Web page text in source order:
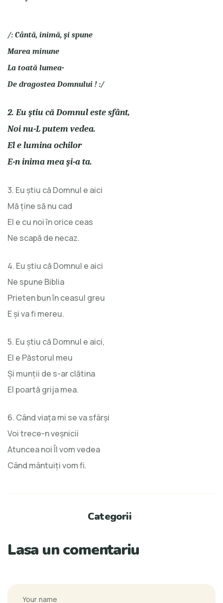
/: Cântă, inimă, şi spune
Marea minune
La toată lumea-
De dragostea Domnului ! :/
2. Eu ştiu că Domnul este sfânt,
Noi nu-L putem vedea.
El e lumina ochilor
E-n inima mea şi-a ta.
3. Eu ştiu că Domnul e aici
Mă ţine să nu cad
El e cu noi în orice ceas
Ne scapă de necaz.
4. Eu ştiu că Domnul e aici
Ne spune Biblia
Prieten bun în ceasul greu
E şi va fi mereu.
5. Eu ştiu că Domnul e aici,
El e Păstorul meu
Şi munţii de s-ar clătina
El poartă grija mea.
6. Când viaţa mi se va sfârşi
Voi trece-n veşnicii
Atuncea noi Îl vom vedea
Când mântuiţi vom fi.
Categorii
Lasa un comentariu